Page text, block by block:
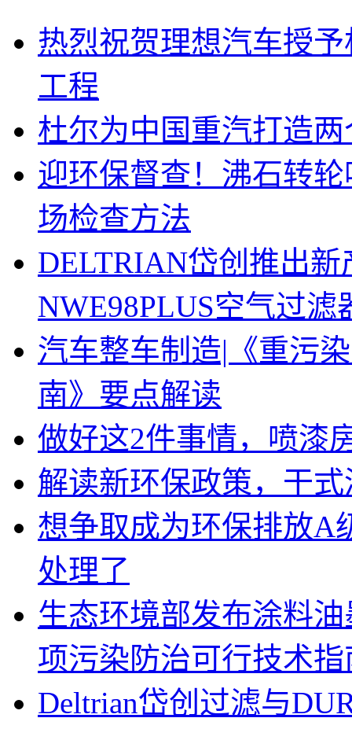
热烈祝贺理想汽车授
工程
杜尔为中国重汽打造
迎环保督查！沸石转
场检查方法
DELTRIAN岱创推出
NWE98PLUS空气过滤
汽车整车制造|《重污
南》要点解读
做好这2件事情，喷漆
解读新环保政策，干
想争取成为环保排放A
处理了
生态环境部发布涂料
项污染防治可行技术指
Deltrian岱创过滤与